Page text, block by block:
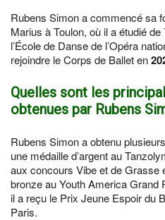
Rubens Simon a commencé sa
Marius à Toulon, où il a étudié
l’École de Danse de l’Opéra
rejoindre le Corps de Ballet en
Quelles sont les
obtenues par Rubens
Rubens Simon a obtenu
une médaille d’argent au
aux concours Vibe et de Grasse
bronze au Youth America Grand
il a reçu le Prix Jeune Espoir du
Paris.